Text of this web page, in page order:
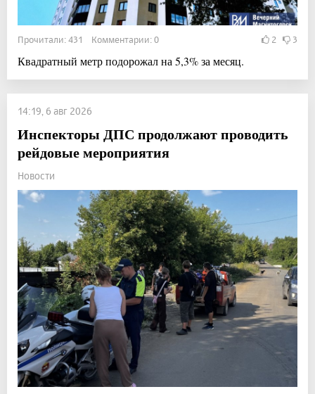
Прочитали: 431 Комментарии: 0 2 3
Квадратный метр подорожал на 5,3% за месяц.
14:19, 6 авг 2026
Инспекторы ДПС продолжают проводить
рейдовые мероприятия
Новости